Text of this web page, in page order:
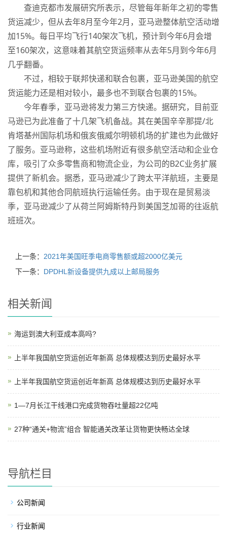
查迪克都市发展研究所表示，尽管每年新年之初的零售
货运减少，但从去年8月至今年2月，亚马逊整体航空活动增
加15%。每日平均飞行140架次飞机，预计到今年6月会增
至160架次，这意味着其航空货运频率从去年5月到今年6月
几乎翻番。
不过，相较于联邦快递和联合包裹，亚马逊美国的航空
货运能力还是相对较小，最多也不到联合包裹的15%。
今年春季，亚马逊将发力第三方快递。据研究，目前亚
马逊已为此准备了十几架飞机备战。其在美国辛辛那提/北
肯塔基州国际机场和俄亥俄威尔明顿机场的扩建也为此做好
了服务。亚马逊称，这些机场附近有很多航空活动和企业仓
库，吸引了众多零售商和物流企业，为公司的B2C业务扩展
提供了新机会。据悉，亚马逊减少了跨太平洋航班，主要是
靠包机和其他合同航班执行运输任务。由于现在是贸易淡
季，亚马逊减少了从荷兰阿姆斯特丹到美国芝加哥的往返航
班班次。
上一条： 2021年美国旺季电商零售额或超2000亿美元
下一条： DPDHL新设备提供九成以上邮局服务
相关新闻
海运到澳大利亚成本高吗?
上半年我国航空货运创近年新高 总体规模达到历史最好水平
上半年我国航空货运创近年新高 总体规模达到历史最好水平
1—7月长江干线港口完成货物吞吐量超22亿吨
27种“通关+物流”组合 智能通关改革让货物更快畅达全球
导航栏目
公司新闻
行业新闻